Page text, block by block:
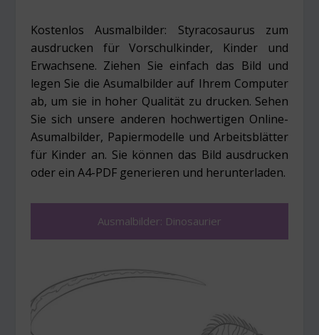
Kostenlos Ausmalbilder: Styracosaurus zum
ausdrucken für Vorschulkinder, Kinder und
Erwachsene. Ziehen Sie einfach das Bild und
legen Sie die Asumalbilder auf Ihrem Computer
ab, um sie in hoher Qualität zu drucken. Sehen
Sie sich unsere anderen hochwertigen Online-
Asumalbilder, Papiermodelle und Arbeitsblätter
für Kinder an. Sie können das Bild ausdrucken
oder ein A4-PDF generieren und herunterladen.
Ausmalbilder: Dinosaurier